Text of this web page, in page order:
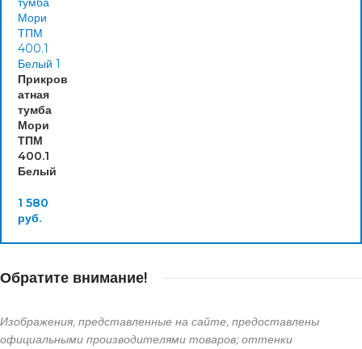
Прикров
атная
тумба
Мори
ТПМ
400.1
Белый
1 580
руб.
Обратите внимание!
Изображения, представленные на сайте, предоставлены
официальными производителями товаров; оттенки